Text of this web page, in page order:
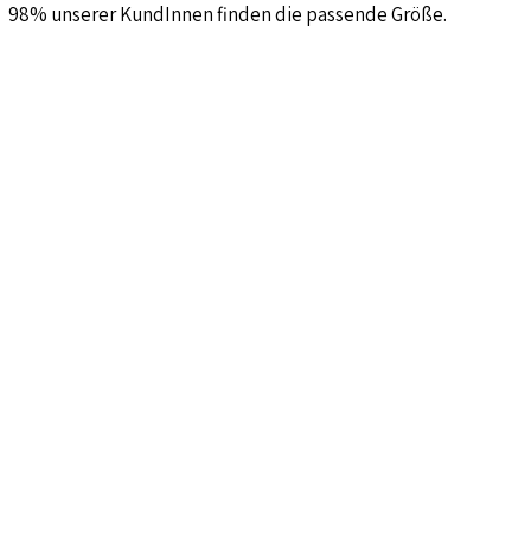
98% unserer KundInnen finden die passende Größe.